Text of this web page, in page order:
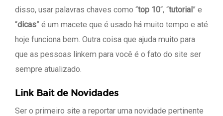
disso, usar palavras chaves como “top 10“, “tutorial” e
“dicas” é um macete que é usado há muito tempo e até
hoje funciona bem. Outra coisa que ajuda muito para
que as pessoas linkem para você é o fato do site ser
sempre atualizado.
Link Bait de Novidades
Ser o primeiro site a reportar uma novidade pertinente